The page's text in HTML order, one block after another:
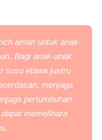
aman untuk anak-
Bagi anak-anak
susu etawa justru
menjaga
pertumbuhan
memelihara